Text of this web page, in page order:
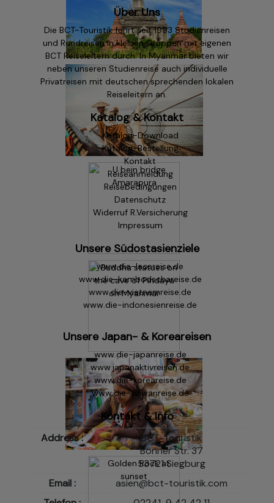
Über Uns
Die BCT-Touristik führt seit 1993 Studienreisen
und Rundreisen in kleinen Gruppen mit eigenen
BCT Reiseleitern durch. In Myanmar bieten wir
neben unseren Studienreise auch individuelle
Privatreisen mit deutschen sprechenden lokalen
Reiseleitern an.
Katalog & Kontakt
Katalog-Download
Katalog-Bestellung
Kontakt
Reiseanmeldung
Reisebedingungen
Datenschutz
Widerruf R.Versicherung
Impressum
Unsere Südostasienziele
www.die-laosreise.de
www.die-kambodschareise.de
www.die-vietnamreise.de
www.die-indonesienreise.de
Unsere Japan- & Koreareisen
www.die-japanreise.de
www.japanaktivreisen.de
www.die-koreareise.de
www.die-taiwanreise.de
Kontakt & Info
Address :
BCT-Touristik
Bonner Str. 37
53721 Siegburg
Email :
asien@bct-touristik.com